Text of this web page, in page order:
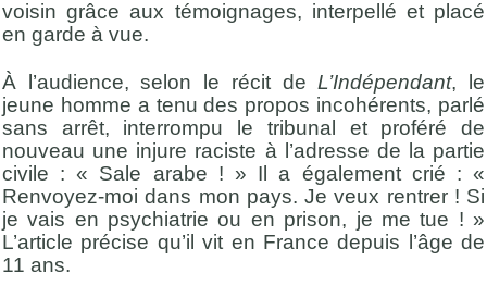
voisin grâce aux témoignages, interpellé et placé
en garde à vue.
À l’audience, selon le récit deL’Indépendant, le
jeune homme a tenu des propos incohérents, parlé
sans arrêt, interrompu le tribunal et proféré de
nouveau une injure raciste à l’adresse de la partie
civile : « Sale arabe ! » Il a également crié : «
Renvoyez-moi dans mon pays. Je veux rentrer ! Si
je vais en psychiatrie ou en prison, je me tue ! »
L’article précise qu’il vit en France depuis l’âge de
11 ans.